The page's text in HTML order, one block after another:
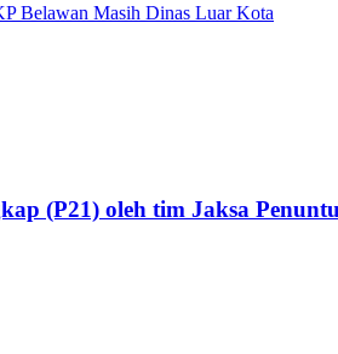
Belawan Masih Dinas Luar Kota
(P21) oleh tim Jaksa